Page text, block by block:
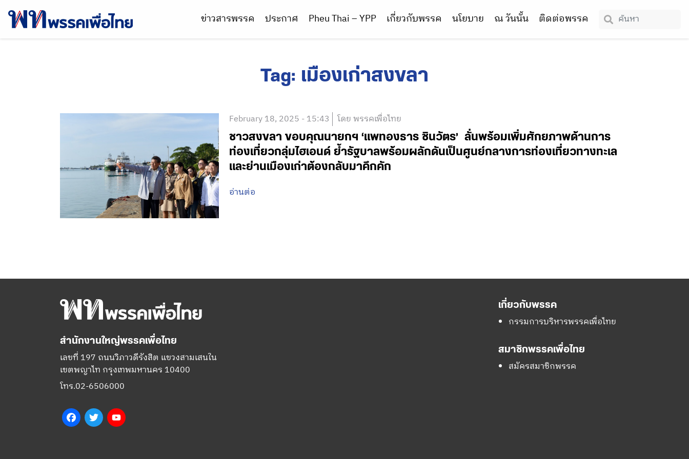
ข่าวสารพรรค ประกาศ Pheu Thai – YPP เกี่ยวกับพรรค นโยบาย ณ วันนั้น ติดต่อพรรค
Tag: เมืองเก่าสงขลา
February 18, 2025 - 15:43 โดย พรรคเพื่อไทย
ชาวสงขลา ขอบคุณนายกฯ ‘แพทองธาร ชินวัตร’ ลั่นพร้อมเพิ่มศักยภาพด้านการ
ท่องเที่ยวกลุ่มไฮเอนด์ ย้ำรัฐบาลพร้อมผลักดันเป็นศูนย์กลางการท่องเที่ยวทางทะเล
และย่านเมืองเก่าต้องกลับมาคึกคัก
อ่านต่อ
สำนักงานใหญ่พรรคเพื่อไทย
เลขที่ 197 ถนนวิภาวดีรังสิต แขวงสามเสนใน
เขตพญาไท กรุงเทพมหานคร 10400
โทร.02-6506000
FacebookTwitter
เกี่ยวกับพรรค
กรรมการบริหารพรรคเพื่อไทย
สมาชิกพรรคเพื่อไทย
สมัครสมาชิกพรรค